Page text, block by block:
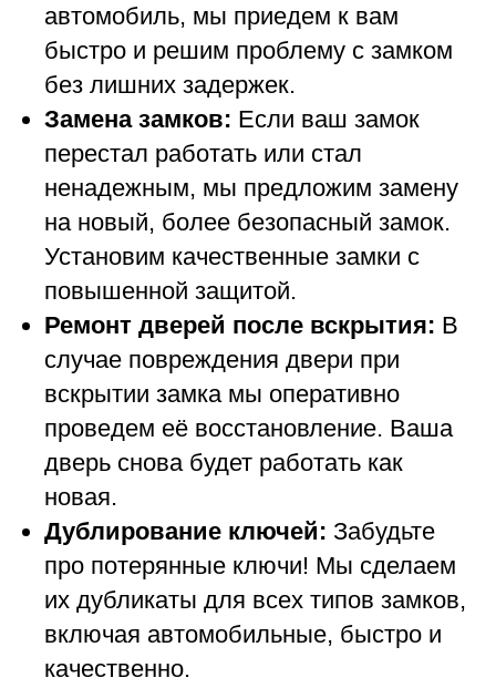
автомобиль, мы приедем к вам
быстро и решим проблему с замком
без лишних задержек.
Замена замков: Если ваш замок
перестал работать или стал
ненадежным, мы предложим замену
на новый, более безопасный замок.
Установим качественные замки с
повышенной защитой.
Ремонт дверей после вскрытия: В
случае повреждения двери при
вскрытии замка мы оперативно
проведем её восстановление. Ваша
дверь снова будет работать как
новая.
Дублирование ключей: Забудьте
про потерянные ключи! Мы сделаем
их дубликаты для всех типов замков,
включая автомобильные, быстро и
качественно.